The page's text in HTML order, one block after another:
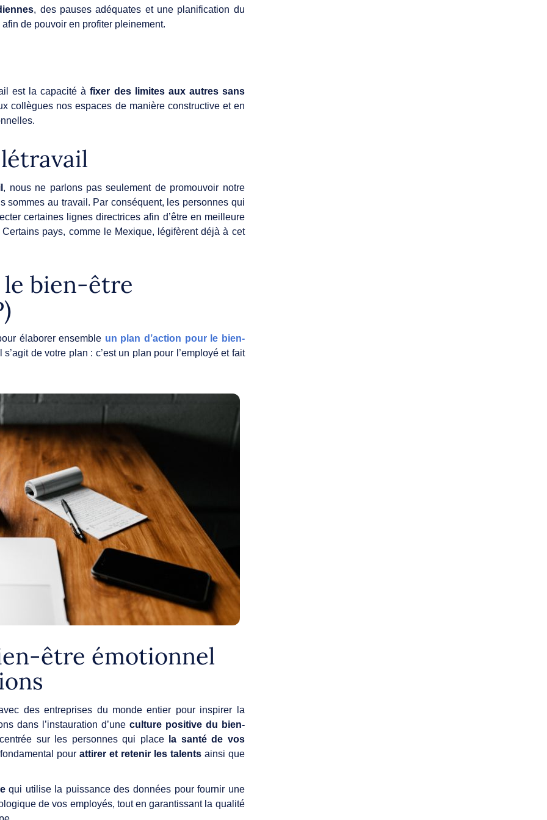
, des pauses adéquates et une planification du
de pouvoir en profiter pleinement.
est la capacité àfixer des limites aux autres sans
collègues nos espaces de manière constructive et en
, nous ne parlons pas seulement de promouvoir notre
sommes au travail. Par conséquent, les personnes qui
certaines lignes directrices afin d’être en meilleure
Certains pays, comme le Mexique, légifèrent déjà à cet
le bien-être
élaborer ensemble un plan d’action pour le bien-
de votre plan : c’est un plan pour l’employé et fait
être émotionnel
des entreprises du monde entier pour inspirer la
dans l’instauration d’une culture positive du bien-
sur les personnes qui placela santé de vos
pour attirer et retenir les talentsainsi que
qui utilise la puissance des données pour fournir une
de vos employés, tout en garantissant la qualité